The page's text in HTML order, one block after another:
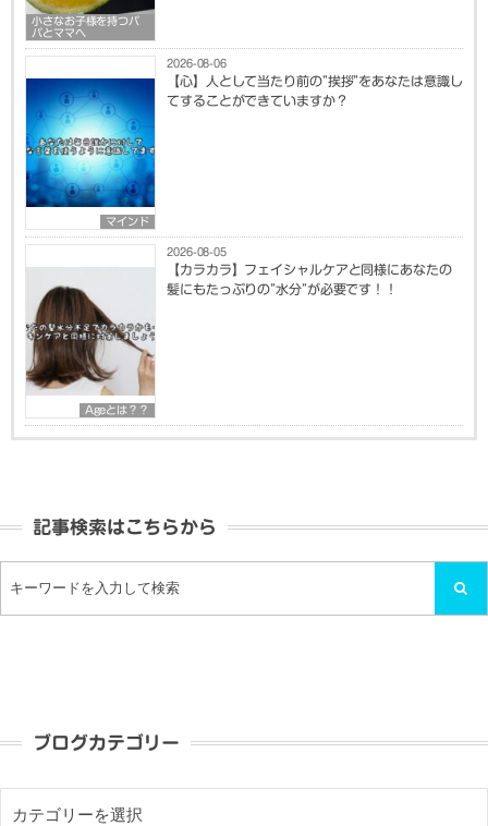
小さなお子様を持つパ
パとママへ
マインド
2026-08-06
【心】人として当たり前の”挨拶”をあなたは意識し
てすることができていますか？
Ageとは？？
2026-08-05
【カラカラ】フェイシャルケアと同様にあなたの
髪にもたっぷりの”水分”が必要です！！
記事検索はこちらから
ブログカテゴリー